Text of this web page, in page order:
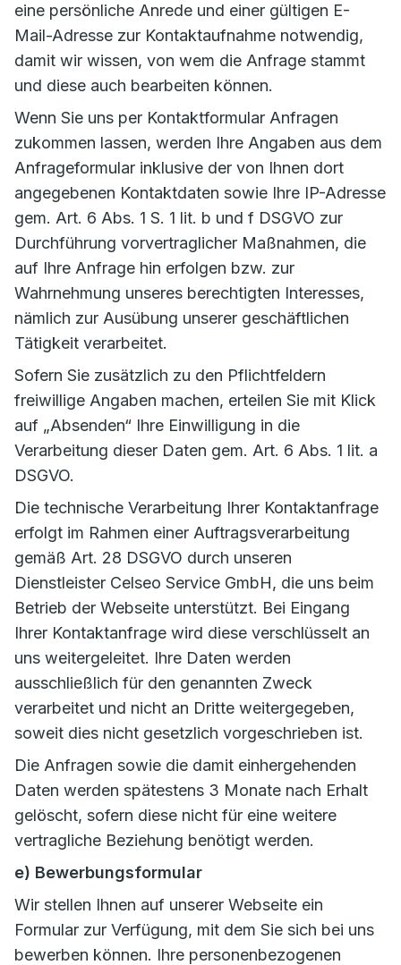
eine persönliche Anrede und einer gültigen E-
Mail-Adresse zur Kontaktaufnahme notwendig,
damit wir wissen, von wem die Anfrage stammt
und diese auch bearbeiten können.
Wenn Sie uns per Kontaktformular Anfragen
zukommen lassen, werden Ihre Angaben aus dem
Anfrageformular inklusive der von Ihnen dort
angegebenen Kontaktdaten sowie Ihre IP-Adresse
gem. Art. 6 Abs. 1 S. 1 lit. b und f DSGVO zur
Durchführung vorvertraglicher Maßnahmen, die
auf Ihre Anfrage hin erfolgen bzw. zur
Wahrnehmung unseres berechtigten Interesses,
nämlich zur Ausübung unserer geschäftlichen
Tätigkeit verarbeitet.
Sofern Sie zusätzlich zu den Pflichtfeldern
freiwillige Angaben machen, erteilen Sie mit Klick
auf „Absenden“ Ihre Einwilligung in die
Verarbeitung dieser Daten gem. Art. 6 Abs. 1 lit. a
DSGVO.
Die technische Verarbeitung Ihrer Kontaktanfrage
erfolgt im Rahmen einer Auftragsverarbeitung
gemäß Art. 28 DSGVO durch unseren
Dienstleister Celseo Service GmbH, die uns beim
Betrieb der Webseite unterstützt. Bei Eingang
Ihrer Kontaktanfrage wird diese verschlüsselt an
uns weitergeleitet. Ihre Daten werden
ausschließlich für den genannten Zweck
verarbeitet und nicht an Dritte weitergegeben,
soweit dies nicht gesetzlich vorgeschrieben ist.
Die Anfragen sowie die damit einhergehenden
Daten werden spätestens 3 Monate nach Erhalt
gelöscht, sofern diese nicht für eine weitere
vertragliche Beziehung benötigt werden.
e) Bewerbungsformular
Wir stellen Ihnen auf unserer Webseite ein
Formular zur Verfügung, mit dem Sie sich bei uns
bewerben können. Ihre personenbezogenen